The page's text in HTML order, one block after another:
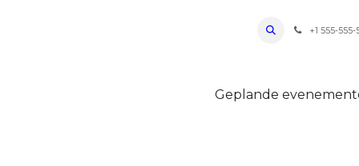
Bevoorradingen FAQ+1 555-555-
Geplande